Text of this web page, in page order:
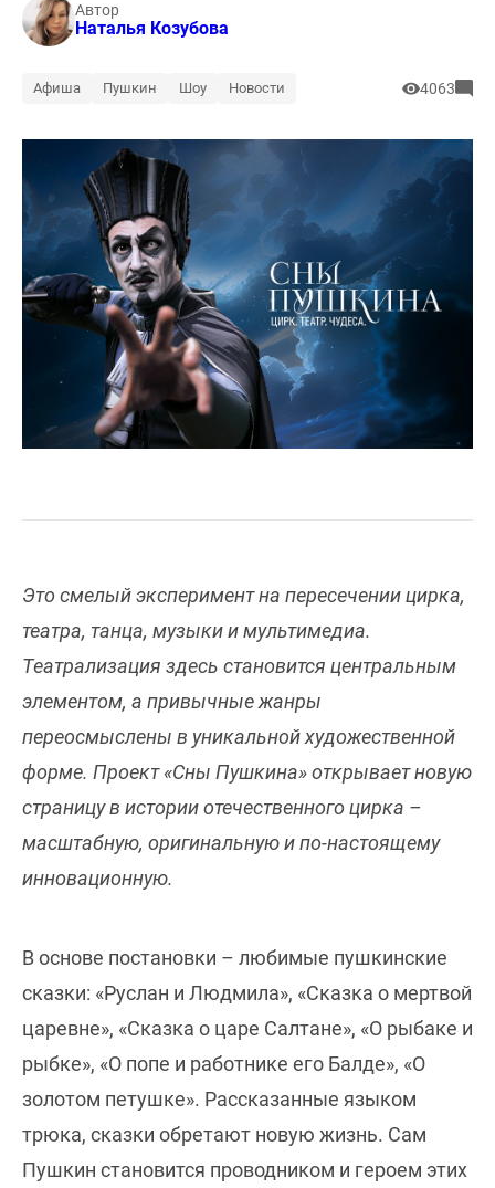
Автор
Наталья Козубова
Афиша Пушкин Шоу Новости 4063
Это смелый эксперимент на пересечении цирка,
театра, танца, музыки и мультимедиа.
Театрализация здесь становится центральным
элементом, а привычные жанры
переосмыслены в уникальной художественной
форме. Проект «Сны Пушкина» открывает новую
страницу в истории отечественного цирка –
масштабную, оригинальную и по-настоящему
инновационную.
В основе постановки – любимые пушкинские
сказки: «Руслан и Людмила», «Сказка о мертвой
царевне», «Сказка о царе Салтане», «О рыбаке и
рыбке», «О попе и работнике его Балде», «О
золотом петушке». Рассказанные языком
трюка, сказки обретают новую жизнь. Сам
Пушкин становится проводником и героем этих